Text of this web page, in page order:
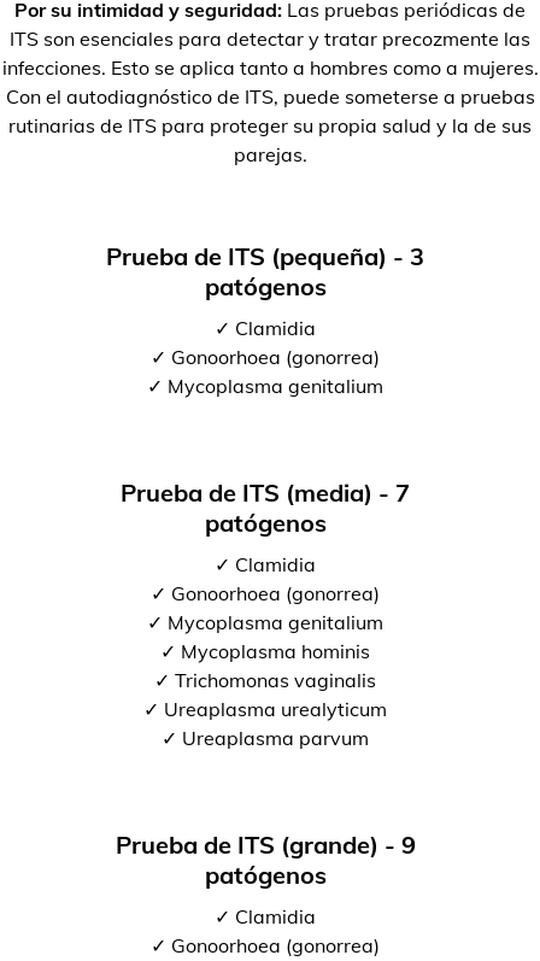
Por su intimidad y seguridad: Las pruebas periódicas de
ITS son esenciales para detectar y tratar precozmente las
infecciones. Esto se aplica tanto a hombres como a mujeres.
Con el autodiagnóstico de ITS, puede someterse a pruebas
rutinarias de ITS para proteger su propia salud y la de sus
parejas.
Prueba de ITS (pequeña) - 3
patógenos
✓ Clamidia
✓ Gonoorhoea (gonorrea)
✓ Mycoplasma genitalium
Prueba de ITS (media) - 7
patógenos
✓ Clamidia
✓ Gonoorhoea (gonorrea)
✓ Mycoplasma genitalium
✓ Mycoplasma hominis
✓ Trichomonas vaginalis
✓ Ureaplasma urealyticum
✓ Ureaplasma parvum
Prueba de ITS (grande) - 9
patógenos
✓ Clamidia
✓ Gonoorhoea (gonorrea)